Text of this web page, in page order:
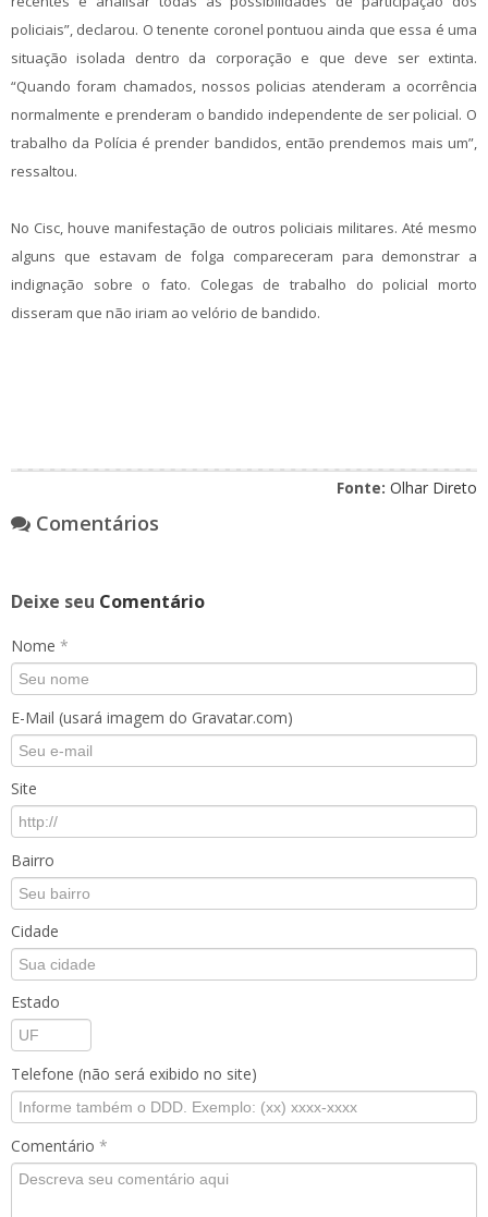
policiais”, declarou. O tenente coronel pontuou ainda que essa é uma
situação isolada dentro da corporação e que deve ser extinta.
“Quando foram chamados, nossos policias atenderam a ocorrência
normalmente e prenderam o bandido independente de ser policial. O
trabalho da Polícia é prender bandidos, então prendemos mais um”,
ressaltou.
No Cisc, houve manifestação de outros policiais militares. Até mesmo
alguns que estavam de folga compareceram para demonstrar a
indignação sobre o fato. Colegas de trabalho do policial morto
disseram que não iriam ao velório de bandido.
Fonte: Olhar Direto
Comentários
Deixe seu Comentário
Nome *
E-Mail (usará imagem do Gravatar.com)
Site
Bairro
Cidade
Estado
Telefone (não será exibido no site)
Comentário *